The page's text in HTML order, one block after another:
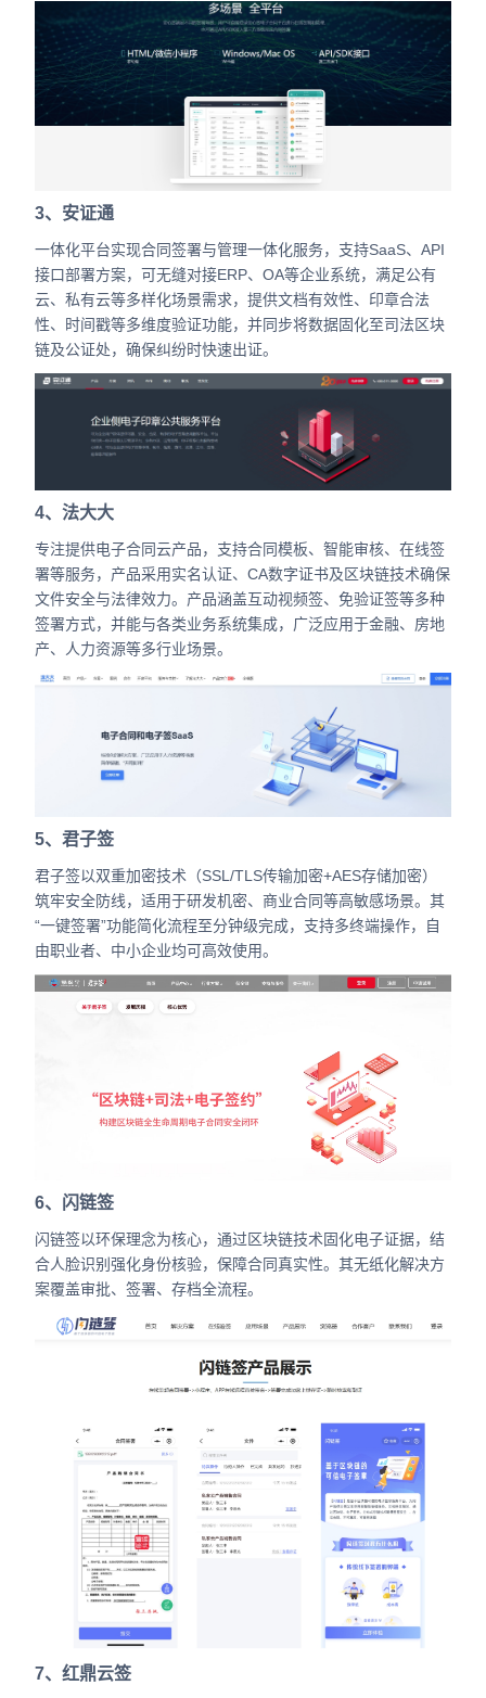
3、安证通
一体化平台实现合同签署与管理一体化服务，支持SaaS、API
接口部署方案，可无缝对接ERP、OA等企业系统，满足公有
云、私有云等多样化场景需求，提供文档有效性、印章合法
性、时间戳等多维度验证功能，并同步将数据固化至司法区块
链及公证处，确保纠纷时快速出证。
4、法大大
专注提供电子合同云产品，支持合同模板、智能审核、在线签
署等服务，产品采用实名认证、CA数字证书及区块链技术确保
文件安全与法律效力。产品涵盖互动视频签、免验证签等多种
签署方式，并能与各类业务系统集成，广泛应用于金融、房地
产、人力资源等多行业场景。
5、君子签
君子签以双重加密技术（SSL/TLS传输加密+AES存储加密）
筑牢安全防线，适用于研发机密、商业合同等高敏感场景。其
“一键签署”功能简化流程至分钟级完成，支持多终端操作，自
由职业者、中小企业均可高效使用。
6、闪链签
闪链签以环保理念为核心，通过区块链技术固化电子证据，结
合人脸识别强化身份核验，保障合同真实性。其无纸化解决方
案覆盖审批、签署、存档全流程。
7、红鼎云签